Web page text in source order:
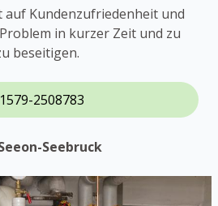
Kundenzufriedenheit und
in kurzer Zeit und zu
beseitigen.
2508783
Seebruck